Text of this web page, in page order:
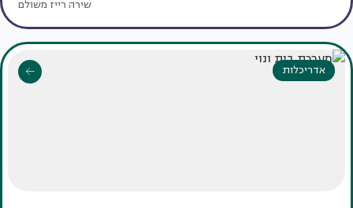
שירה רייז משולם
אדריכלות